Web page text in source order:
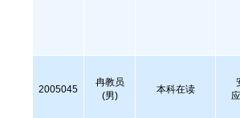
2005045
冉教员
(男)
本科在读